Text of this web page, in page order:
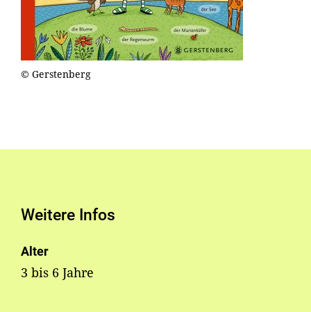
© Gerstenberg
Weitere Infos
Alter
3 bis 6 Jahre